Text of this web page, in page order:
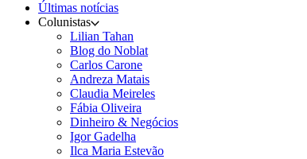
Últimas notícias
Colunistas
Lilian Tahan
Blog do Noblat
Carlos Carone
Andreza Matais
Claudia Meireles
Fábia Oliveira
Dinheiro & Negócios
Igor Gadelha
Ilca Maria Estevão